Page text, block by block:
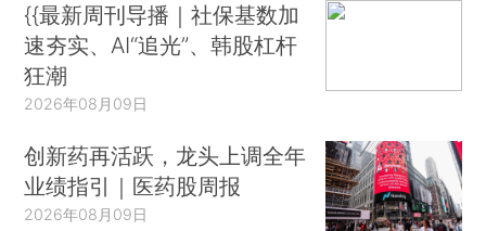
{{最新周刊导播｜社保基数加
速夯实、AI“追光”、韩股杠杆
狂潮
2026年08月09日
创新药再活跃，龙头上调全年
业绩指引｜医药股周报
2026年08月09日